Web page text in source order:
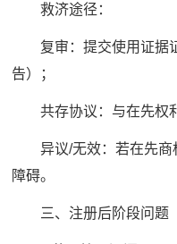
救济途径：
复审：提交使用证据
告）；
共存协议：与在先权利
异议/无效：若在先商
障碍。
三、注册后阶段问题